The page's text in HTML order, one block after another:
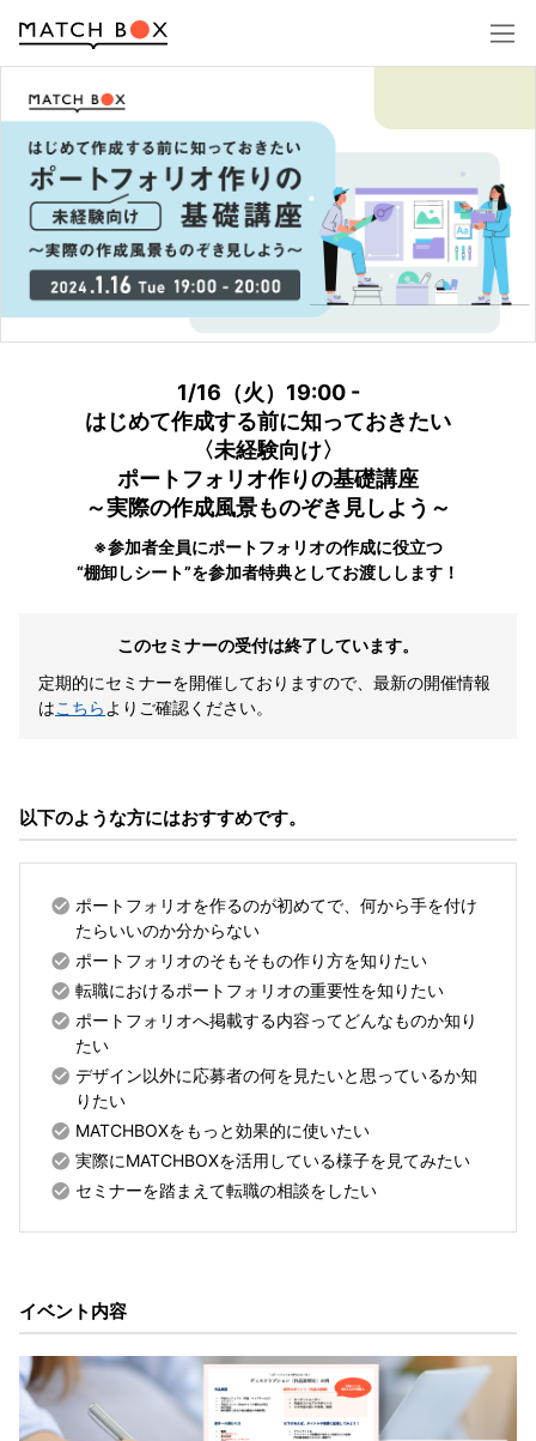
ログイン
アカウント登録
1/16（火）19:00 -
はじめて作成する前に知っておきたい
〈未経験向け〉
ポートフォリオ作りの基礎講座
～実際の作成風景ものぞき見しよう～
※参加者全員にポートフォリオの作成に役立つ
“棚卸しシート”を参加者特典としてお渡しします！
このセミナーの受付は終了しています。
定期的にセミナーを開催しておりますので、 最新の開催情報
はこちら よりご確認ください。
以下のような方にはおすすめです。
ポートフォリオを作るのが初めてで、何から手を付け
たらいいのか分からない
ポートフォリオのそもそもの作り方を知りたい
転職におけるポートフォリオの重要性を知りたい
ポートフォリオへ掲載する内容ってどんなものか知り
たい
デザイン以外に応募者の何を見たいと思っているか知
りたい
MATCHBOXをもっと効果的に使いたい
実際にMATCHBOXを活用している様子を見てみたい
セミナーを踏まえて転職の相談をしたい
イベント内容